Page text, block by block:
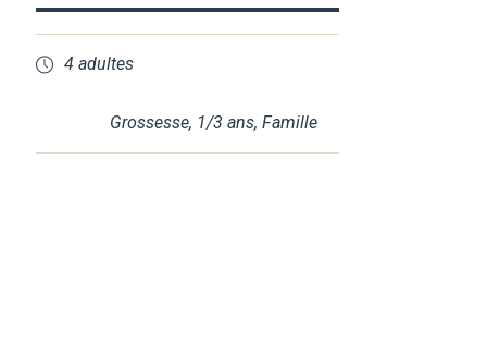
4 adultes
Grossesse, 1/3 ans,Famille